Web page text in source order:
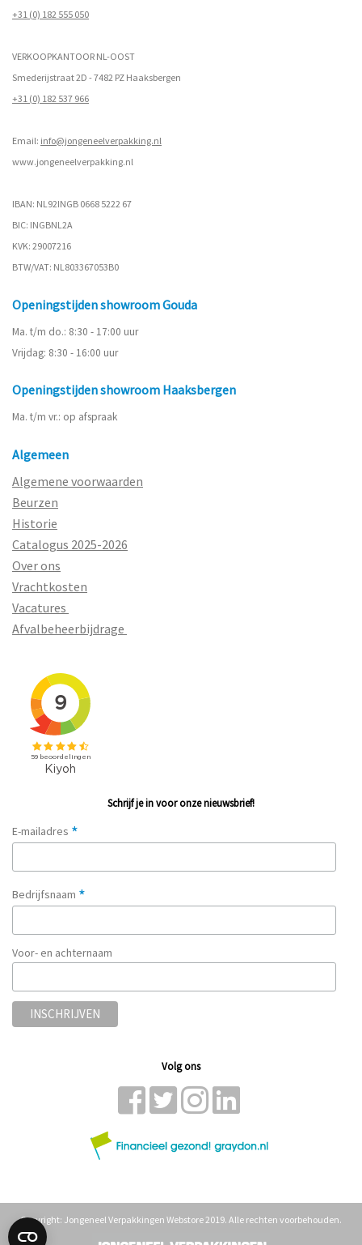
+31 (0) 182 555 050
VERKOOPKANTOOR NL-OOST
Smederijstraat 2D - 7482 PZ Haaksbergen
+31 (0) 182 537 966
Email: info@jongeneelverpakking.nl
www.jongeneelverpakking.nl
IBAN: NL92INGB 0668 5222 67
BIC: INGBNL2A
KVK: 29007216
BTW/VAT: NL803367053B0
Openingstijden showroom Gouda
Ma. t/m do.: 8:30 - 17:00 uur
Vrijdag: 8:30 - 16:00 uur
Openingstijden showroom Haaksbergen
Ma. t/m vr.: op afspraak
Algemeen
Algemene voorwaarden
Beurzen
Historie
Catalogus 2025-2026
Over ons
Vrachtkosten
Vacatures
Afvalbeheerbijdrage
Schrijf je in voor onze nieuwsbrief!
E-mailadres *
Bedrijfsnaam *
Voor- en achternaam
Volg ons
Copyright: Jongeneel Verpakkingen Webstore 2019. Alle rechten voorbehouden.